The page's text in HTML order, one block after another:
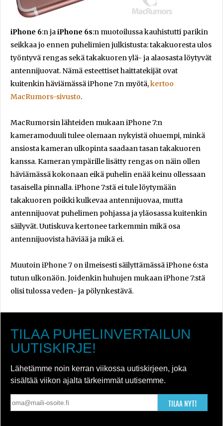
iPhone 6:n jaiPhone 6s:n muotoilussa kauhistutti parikin
seikkaa jo ennen puhelimien julkistusta: takakuoresta ulos
työntyvä rengas sekä takakuoren ylä- ja alaosasta löytyvät
antennijuovat. Nämä esteettiset haittatekijät ovat
kuitenkin häviämässä iPhone 7:n myötä,kertoo
MacRumors-sivusto.
MacRumorsin lähteiden mukaan iPhone 7:n
kameramoduuli tulee olemaan nykyistä ohuempi, minkä
ansiosta kameran ulkopinta saadaan tasan takakuoren
kanssa. Kameran ympärille lisätty rengas on näin ollen
häviämässä kokonaan eikä puhelin enää keinu ollessaan
tasaisella pinnalla. iPhone 7:stä ei tule löytymään
takakuoren poikki kulkevaa antennijuovaa, mutta
antennijuovat puhelimen pohjassa ja yläosassa kuitenkin
säilyvät. Uutiskuva kertonee tarkemmin mikä osa
antennijuovista häviää ja mikä ei.
Muutoin iPhone 7 on ilmeisesti säilyttämässä iPhone 6:sta
tutun ulkonäön. Joidenkin huhujen mukaan iPhone 7:stä
olisi tulossa veden- ja pölynkestävä.
TILAA PUHELINVERTAILUN
UUTISKIRJE!
Lähetämme noin kerran viikossa uutiskirjeen, joka
sisältää viikon ajalta tärkeimmät uutisemme.
TILAA NYT!